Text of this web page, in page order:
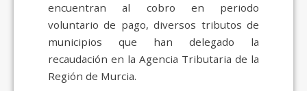
encuentran al cobro en periodo
voluntario de pago, diversos tributos de
municipios que han delegado la
recaudación en la Agencia Tributaria de la
Región de Murcia.